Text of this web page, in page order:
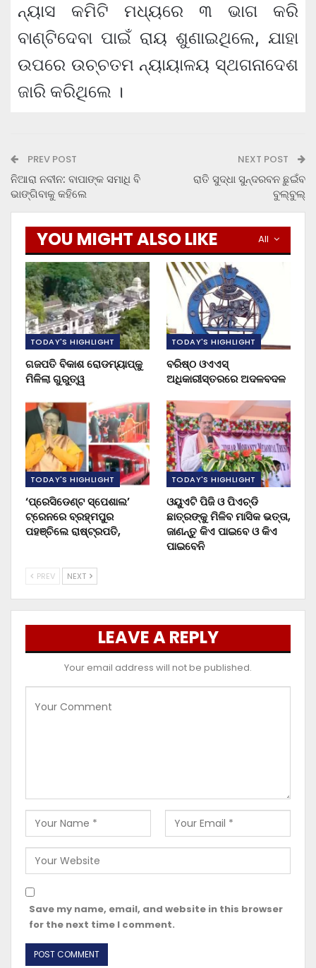
ନ୍ୟାସ କମିଟି ମଧ୍ୟରେ ୩ ଭାଗ କରି
ବାଣ୍ଟିଦେବା ପାଇଁ ରାୟ ଶୁଣାଇଥିଲେ, ଯାହା
ଉପରେ ଉଚ୍ଚତମ ନ୍ୟାୟାଳୟ ସ୍ଥଗନାଦେଶ
ଜାରି କରିଥିଲେ ।
PREV POST
ନିଆରା ନବୀନ: ବାପାଙ୍କ ସମାଧି ବି
ଭାଙ୍ଗିବାକୁ କହିଲେ
NEXT POST
ରାତି ସୁଦ୍ଧା ସୁନ୍ଦରବନ ଛୁଇଁବ
ବୁଲ୍‍ବୁଲ୍‍
All
YOU MIGHT ALSO LIKE
TODAY'S HIGHLIGHT
ଗଜପତି ବିକାଶ ରୋଡମ୍ୟାପ୍‌କୁ
ମିଳିଲା ଗୁରୁତ୍ୱ
TODAY'S HIGHLIGHT
ବରିଷ୍ଠ ଓଏଏସ୍‌
ଅଧିକାରୀସ୍ତରରେ ଅଦଳବଦଳ
TODAY'S HIGHLIGHT
‘ପ୍ରେସିଡେଣ୍ଟ ସ୍ପେଶାଲ’
ଟ୍ରେନରେ ବ୍ରହ୍ମପୁର
ପହଞ୍ଚିଲେ ରାଷ୍ଟ୍ରପତି,
TODAY'S HIGHLIGHT
ଓୟୁଏଟି ପିଜି ଓ ପିଏଚ୍‌ଡି
ଛାତ୍ରଙ୍କୁ ମିଳିବ ମାସିକ ଭତ୍ତା,
ଜାଣନ୍ତୁ କିଏ ପାଇବେ ଓ କିଏ
ପାଇବେନି
PREV NEXT
LEAVE A REPLY
Your email address will not be published.
Save my name, email, and website in this browser
for the next time I comment.